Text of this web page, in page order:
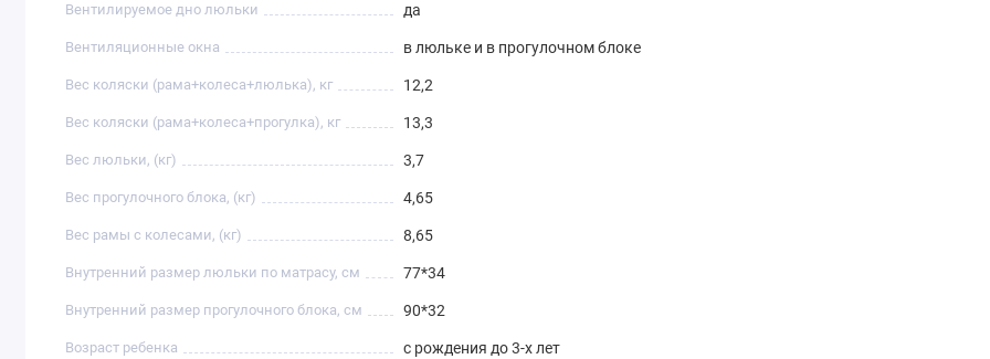
Вентилируемое дно люльки да
Вентиляционные окна в люльке и в прогулочном блоке
Вес коляски (рама+колеса+люлька), кг 12,2
Вес коляски (рама+колеса+прогулка), кг 13,3
Вес люльки, (кг) 3,7
Вес прогулочного блока, (кг) 4,65
Вес рамы с колесами, (кг) 8,65
Внутренний размер люльки по матрасу, см 77*34
Внутренний размер прогулочного блока, см 90*32
Возраст ребенка с рождения до 3-х лет